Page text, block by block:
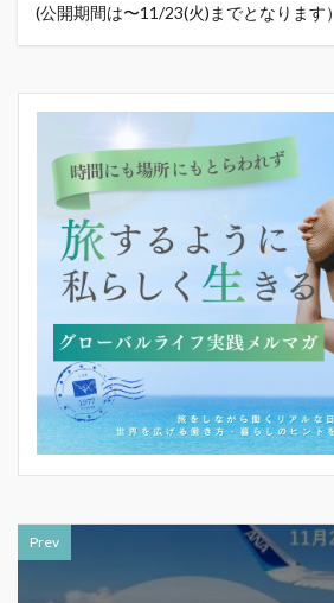
(公開期間は〜11/23(火)までとなります）
Prev